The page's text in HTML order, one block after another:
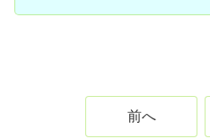
前へ